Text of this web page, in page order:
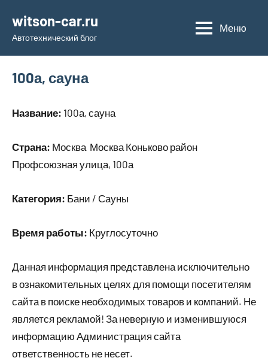
содержимому
witson-car.ru
Автотехнический блог
Меню
100а, сауна
Название: 100а, сауна
Страна: Москва Москва Коньково район
Профсоюзная улица, 100а
Категория: Бани / Сауны
Время работы: Круглосуточно
Данная информация представлена исключительно
в ознакомительных целях для помощи посетителям
сайта в поиске необходимых товаров и компаний. Не
является рекламой! За неверную и изменившуюся
информацию Администрация сайта
ответственность не несет.